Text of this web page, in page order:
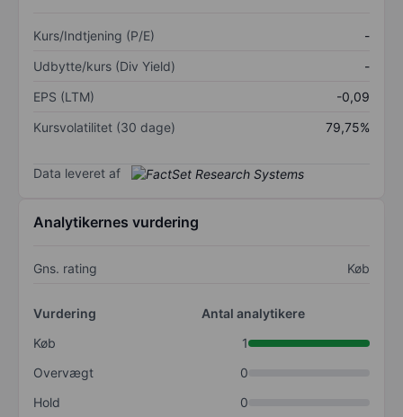
Kurs/Indtjening (P/E)
-
Udbytte/kurs (Div Yield)
-
EPS (LTM)
-0,09
Kursvolatilitet (30 dage)
79,75%
Data leveret af
Analytikernes vurdering
Gns. rating Køb
Vurdering
Antal analytikere
Køb
1
Overvægt
0
Hold
0